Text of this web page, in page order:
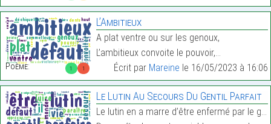
1 1
Poème:
L’Ambitieux
A plat ventre ou sur les genoux,
L’ambitieux convoite le pouvoir,…
Écrit par Mareine le 16/05/2023 à 16:06
Le Lutin Au Secours Du Gentil Parfait
Le lutin en a marre d’être enfermé par le gentil p